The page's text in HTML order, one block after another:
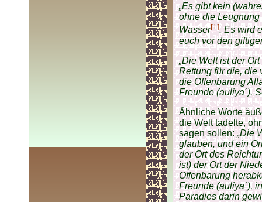
„Es gibt kein
ohne die
Wasser[1]. Es wird
euch vor den
„Die Welt ist der
Rettung für die, die
die Offenbarung
Freunde (auliya´).
Ähnliche Worte
die Welt tadelte,
sagen sollen:„Die
glauben, und ein
der Ort des
ist) der Ort der
Offen­ba­rung
Freunde (auliya´),
Paradies darin